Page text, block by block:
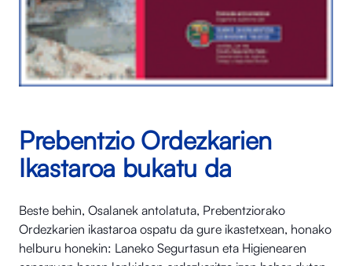
Prebentzio Ordezkarien
Ikastaroa bukatu da
Beste behin, Osalanek antolatuta, Prebentziorako
Ordezkarien ikastaroa ospatu da gure ikastetxean, honako
helburu honekin: Laneko Segurtasun eta Higienearen